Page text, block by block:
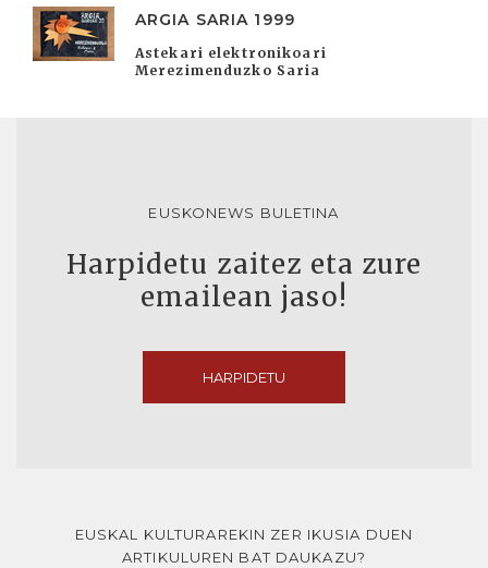
ARGIA SARIA 1999
Astekari elektronikoari
Merezimenduzko Saria
EUSKONEWS BULETINA
Harpidetu zaitez eta zure
emailean jaso!
HARPIDETU
EUSKAL KULTURAREKIN ZER IKUSIA DUEN
ARTIKULUREN BAT DAUKAZU?